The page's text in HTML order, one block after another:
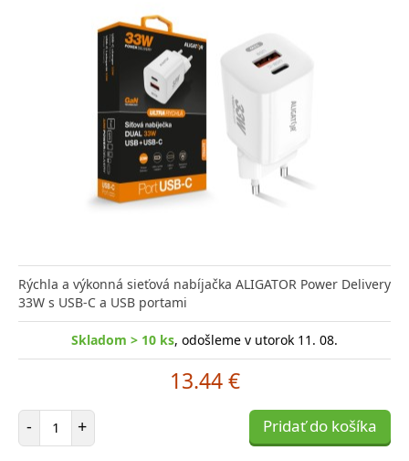
Rýchla a výkonná sieťová nabíjačka ALIGATOR Power Delivery
33W s USB-C a USB portami
Skladom > 10 ks, odošleme v utorok 11. 08.
13.44 €
- Počet položiek
+ Pridať do košíka